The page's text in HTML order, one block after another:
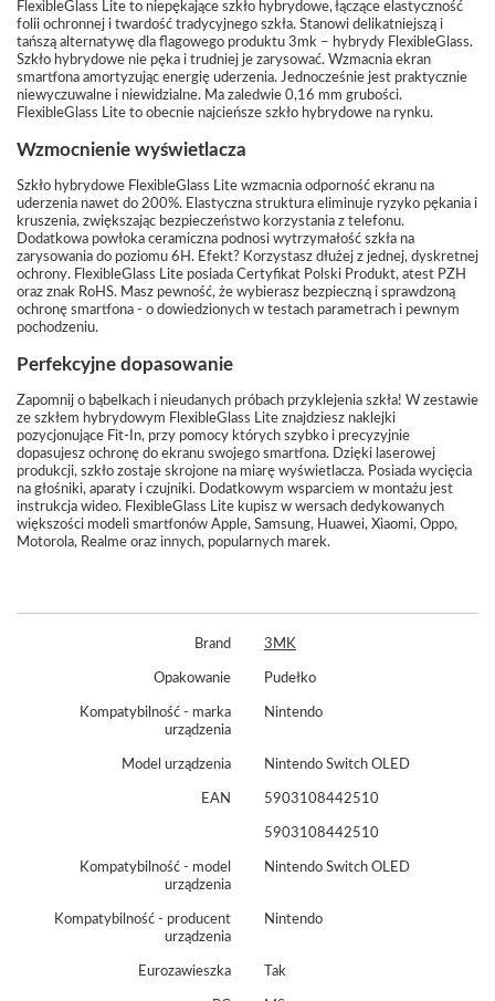
FlexibleGlass Lite to niepękające szkło hybrydowe, łączące elastyczność
folii ochronnej i twardość tradycyjnego szkła. Stanowi delikatniejszą i
tańszą alternatywę dla flagowego produktu 3mk – hybrydy FlexibleGlass.
Szkło hybrydowe nie pęka i trudniej je zarysować. Wzmacnia ekran
smartfona amortyzując energię uderzenia. Jednocześnie jest praktycznie
niewyczuwalne i niewidzialne. Ma zaledwie 0,16 mm grubości.
FlexibleGlass Lite to obecnie najcieńsze szkło hybrydowe na rynku.
Wzmocnienie wyświetlacza
Szkło hybrydowe FlexibleGlass Lite wzmacnia odporność ekranu na
uderzenia nawet do 200%. Elastyczna struktura eliminuje ryzyko pękania i
kruszenia, zwiększając bezpieczeństwo korzystania z telefonu.
Dodatkowa powłoka ceramiczna podnosi wytrzymałość szkła na
zarysowania do poziomu 6H. Efekt? Korzystasz dłużej z jednej, dyskretnej
ochrony. FlexibleGlass Lite posiada Certyfikat Polski Produkt, atest PZH
oraz znak RoHS. Masz pewność, że wybierasz bezpieczną i sprawdzoną
ochronę smartfona - o dowiedzionych w testach parametrach i pewnym
pochodzeniu.
Perfekcyjne dopasowanie
Zapomnij o bąbelkach i nieudanych próbach przyklejenia szkła! W zestawie
ze szkłem hybrydowym FlexibleGlass Lite znajdziesz naklejki
pozycjonujące Fit-In, przy pomocy których szybko i precyzyjnie
dopasujesz ochronę do ekranu swojego smartfona. Dzięki laserowej
produkcji, szkło zostaje skrojone na miarę wyświetlacza. Posiada wycięcia
na głośniki, aparaty i czujniki. Dodatkowym wsparciem w montażu jest
instrukcja wideo. FlexibleGlass Lite kupisz w wersach dedykowanych
większości modeli smartfonów Apple, Samsung, Huawei, Xiaomi, Oppo,
Motorola, Realme oraz innych, popularnych marek.
Brand 3MK
Opakowanie Pudełko
Kompatybilność - marka
urządzenia
Nintendo
Model urządzenia Nintendo Switch OLED
EAN 5903108442510
5903108442510
Kompatybilność - model
urządzenia
Nintendo Switch OLED
Kompatybilność - producent
urządzenia
Nintendo
Eurozawieszka Tak